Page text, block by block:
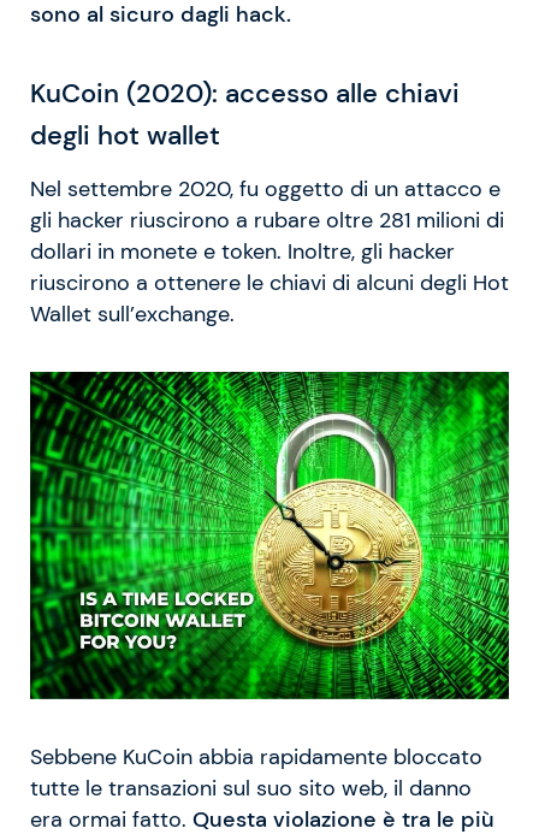
sono al sicuro dagli hack.
KuCoin (2020): accesso alle chiavi
degli hot wallet
Nel settembre 2020, fu oggetto di un attacco e
gli hacker riuscirono a rubare oltre 281 milioni di
dollari in monete e token. Inoltre, gli hacker
riuscirono a ottenere le chiavi di alcuni degli Hot
Wallet sull’exchange.
Sebbene KuCoin abbia rapidamente bloccato
tutte le transazioni sul suo sito web, il danno
era ormai fatto. Questa violazione è tra le più